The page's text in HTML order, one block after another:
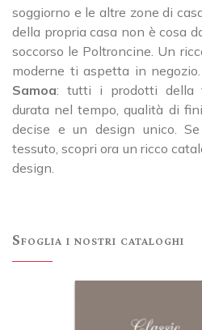
soggiorno e le altre zone di
della propria casa non è cosa
soccorso le Poltroncine. Un
moderne ti aspetta in negozio.
Samoa: tutti i prodotti della
durata nel tempo, qualità di
decise e un design unico.
tessuto, scopri ora un ricco
design.
Sfoglia i nostri cataloghi